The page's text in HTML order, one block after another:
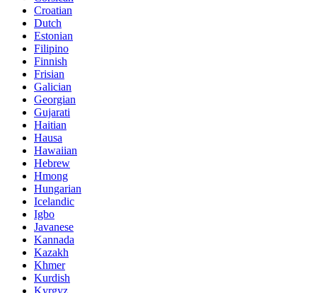
Croatian
Dutch
Estonian
Filipino
Finnish
Frisian
Galician
Georgian
Gujarati
Haitian
Hausa
Hawaiian
Hebrew
Hmong
Hungarian
Icelandic
Igbo
Javanese
Kannada
Kazakh
Khmer
Kurdish
Kyrgyz